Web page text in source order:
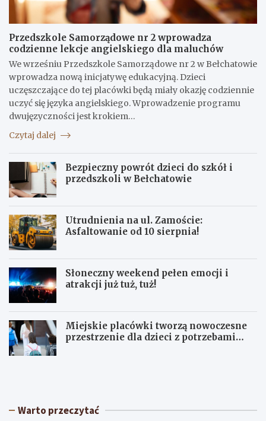
Przedszkole Samorządowe nr 2 wprowadza
codzienne lekcje angielskiego dla maluchów
We wrześniu Przedszkole Samorządowe nr 2 w Bełchatowie
wprowadza nową inicjatywę edukacyjną. Dzieci
uczęszczające do tej placówki będą miały okazję codziennie
uczyć się języka angielskiego. Wprowadzenie programu
dwujęzyczności jest krokiem…
Czytaj dalej
Bezpieczny powrót dzieci do szkół i
przedszkoli w Bełchatowie
Utrudnienia na ul. Zamoście:
Asfaltowanie od 10 sierpnia!
Słoneczny weekend pełen emocji i
atrakcji już tuż, tuż!
Miejskie placówki tworzą nowoczesne
przestrzenie dla dzieci z potrzebami
S
c
U
w Warto przeczytać